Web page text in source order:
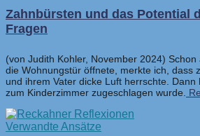
Zahnbürsten und das Potential
Fragen
(von Judith Kohler, November 2024)
die Wohnungstür öffnete, merkte ich, dass
und ihrem Vater dicke Luft herrschte.
zum Kinderzimmer zugeschlagen wurde.
Verwandte Ansätze